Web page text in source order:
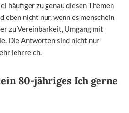
häufiger zu genau diesen Themen
eben nicht nur, wenn es menscheln
zu Vereinbarkeit, Umgang mit
Die Antworten sind nicht nur
lehrreich.
80-jähriges Ich gerne